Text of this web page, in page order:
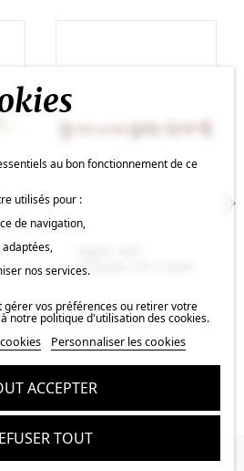
d'oiseau 14-15mm
25,92 €
au bon fonctionnement de ce
utilisés pour :
de navigation,
nos services.
gérer vos préférences ou retirer votre
notre politique d'utilisation des cookies.
Personnaliser les cookies
TOUT
ACCEPTER